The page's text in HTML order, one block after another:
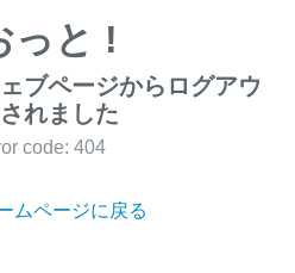
っと !
ブページからログアウ
されました
code: 404
ムページに戻る